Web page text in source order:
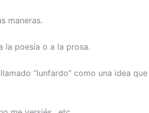
maneras.
la poesía o a la prosa.
“lunfardo” como una idea que